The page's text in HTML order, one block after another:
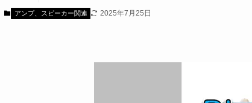
アンプ、スピーカー関連 2025年7月25日